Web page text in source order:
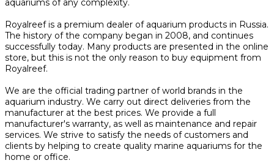
Royalreef is a premium dealer of aquarium products in Russia.
The history of the company began in 2008, and continues
successfully today. Many products are presented in the online
store, but this is not the only reason to buy equipment from
Royalreef.
We are the official trading partner of world brands in the
aquarium industry. We carry out direct deliveries from the
manufacturer at the best prices. We provide a full
manufacturer's warranty, as well as maintenance and repair
services. We strive to satisfy the needs of customers and
clients by helping to create quality marine aquariums for the
home or office.